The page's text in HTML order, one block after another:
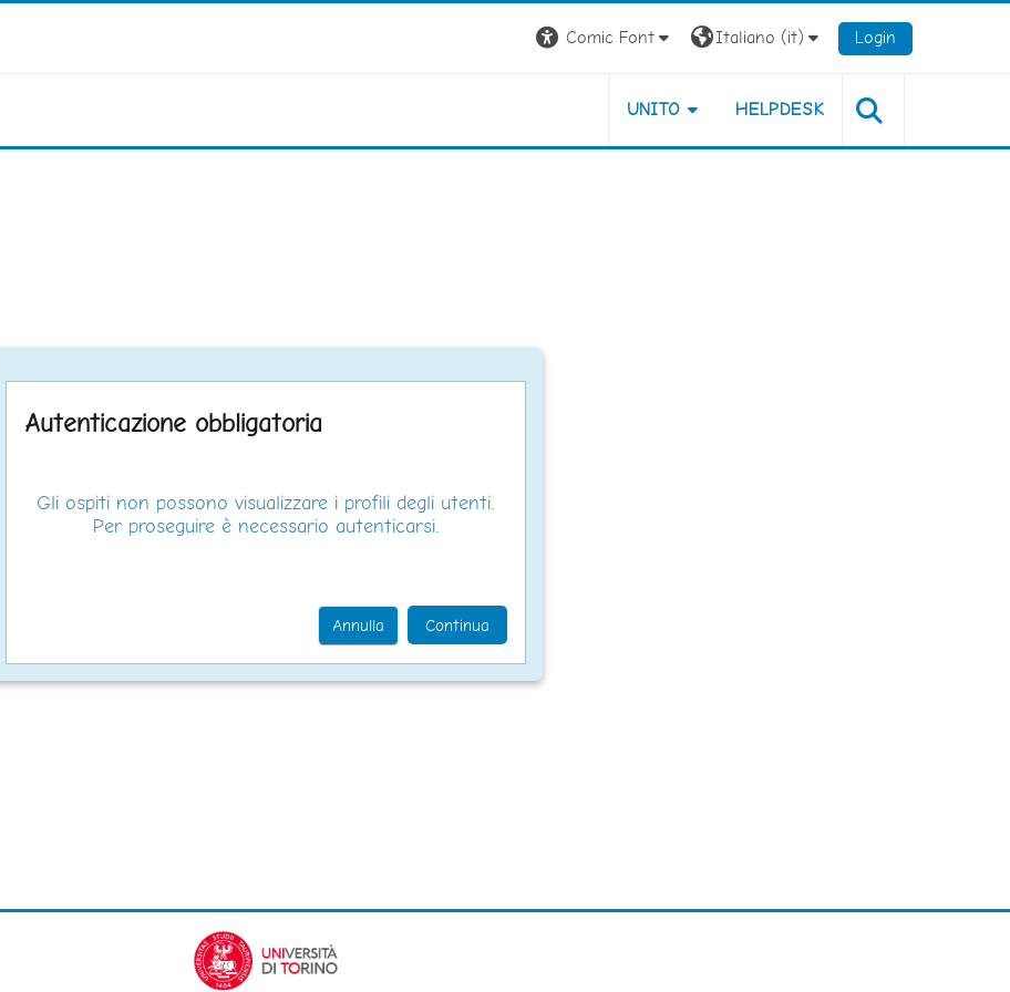
Comic Font
Italiano ‎(it)‎ Login
UNITO HELPDESK
Autenticazione obbligatoria
Gli ospiti non possono visualizzare i profili degli utenti.
Per proseguire è necessario autenticarsi.
Annulla Continua